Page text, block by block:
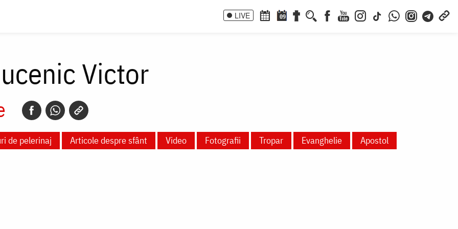
LIVE 09
Victor
de pelerinaj Articole despre sfânt Video Fotografii Tropar Evanghelie Apostol